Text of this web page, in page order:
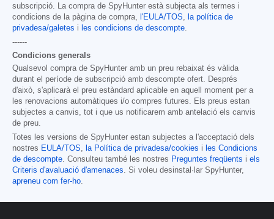
subscripció. La compra de SpyHunter està subjecta als termes i
condicions de la pàgina de compra,
l'EULA/TOS
la política de
privadesa/galetes i les condicions de descompte
------
Condicions generals
Qualsevol compra de SpyHunter amb un preu rebaixat és vàlida
durant el període de subscripció amb descompte ofert. Després
d'això, s'aplicarà el preu estàndard aplicable en aquell moment per a
les renovacions automàtiques i/o compres futures. Els preus estan
subjectes a canvis, tot i que us notificarem amb antelació els canvis
de preu.
Totes les versions de SpyHunter estan subjectes a l'acceptació dels
nostres EULA/TOS la Política de privadesa/cookies i les Condicions
de descompte . Consulteu també les nostres Preguntes freqüents i els
Criteris d'avaluació d'amenaces . Si voleu desinstal·lar SpyHunter,
apreneu com fer-ho